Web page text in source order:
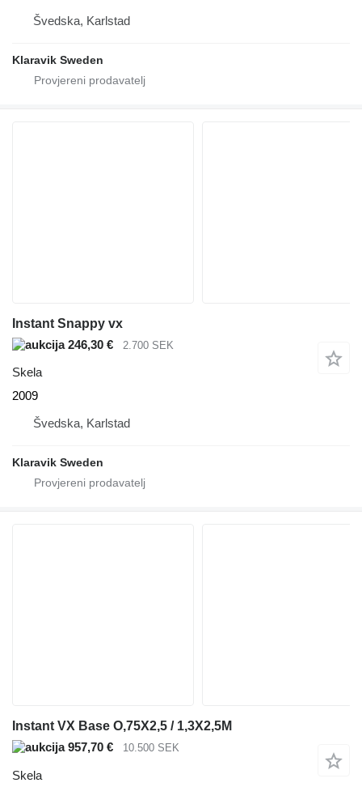
Švedska, Karlstad
Klaravik Sweden
Instant Snappy vx
246,30 €
2.700 SEK
Skela
2009
Švedska, Karlstad
Klaravik Sweden
Instant VX Base O,75X2,5 / 1,3X2,5M
957,70 €
10.500 SEK
Skela